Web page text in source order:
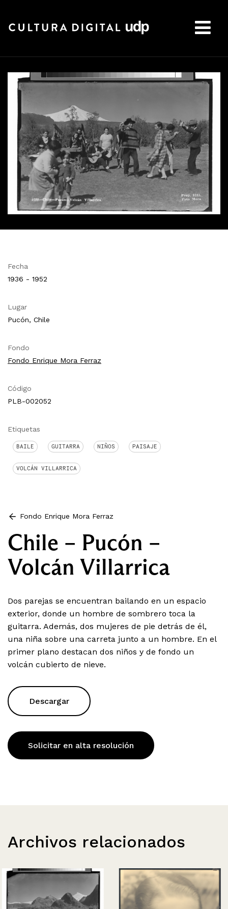
Fecha
1936 - 1952
Lugar
Pucón, Chile
Fondo
Fondo Enrique Mora Ferraz
Código
PLB-002052
Etiquetas
BAILE GUITARRA NIÑOS PAISAJE
VOLCÁN VILLARRICA
Fondo Enrique Mora Ferraz
Chile – Pucón –
Volcán Villarrica
Dos parejas se encuentran bailando en un espacio
exterior, donde un hombre de sombrero toca la
guitarra. Además, dos mujeres de pie detrás de él,
una niña sobre una carreta junto a un hombre. En el
primer plano destacan dos niños y de fondo un
volcán cubierto de nieve.
Descargar
Solicitar en alta resolución
Archivos relacionados